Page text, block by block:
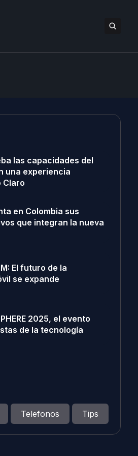
las capacidades del
una experiencia
Claro
en Colombia sus
que integran la nueva
El futuro de la
se expande
2025, el evento
de la tecnología
Telefonos Tips